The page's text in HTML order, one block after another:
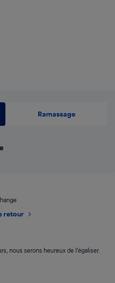
Ramassage
retour
nous serons heureux de l’égaliser.